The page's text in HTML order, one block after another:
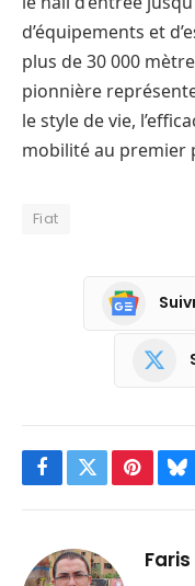
d’équipements et
plus de 30 000
pionnière
le style de vie,
mobilité au premier
Fiat
Facebook
Twitter